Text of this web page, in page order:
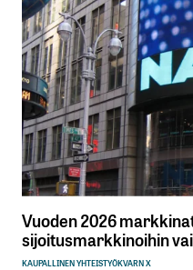
Vuoden 2026
sijoitusmarkkinoihin
KAUPALLINEN YHTEISTYÖKVARN X